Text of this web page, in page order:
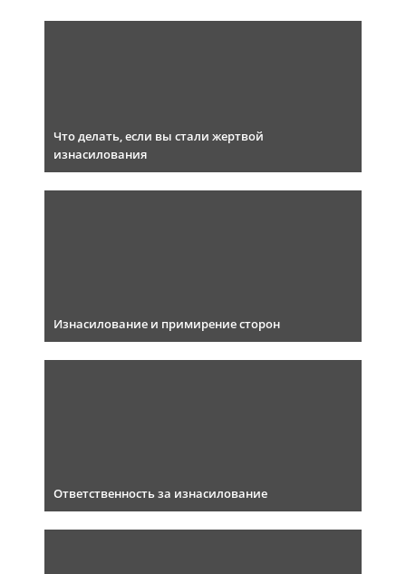
Что делать, если вы стали жертвой
изнасилования
Изнасилование и примирение сторон
Ответственность за изнасилование